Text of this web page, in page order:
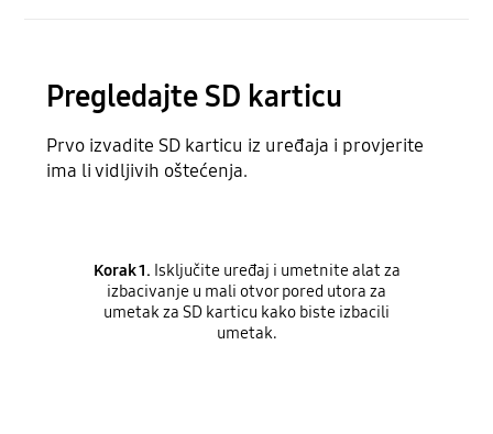
Pregledajte SD karticu
Prvo izvadite SD karticu iz uređaja i provjerite
ima li vidljivih oštećenja.
Korak 1. Isključite uređaj i umetnite alat za
izbacivanje u mali otvor pored utora za
umetak za SD karticu kako biste izbacili
umetak.